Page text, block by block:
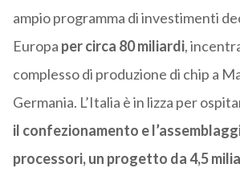
ampio programma di investimenti
Europa per circa 80 miliardi,
complesso di produzione di chip a
Germania. L’Italia è in lizza per
il confezionamento e
processori, un progetto da 4,5